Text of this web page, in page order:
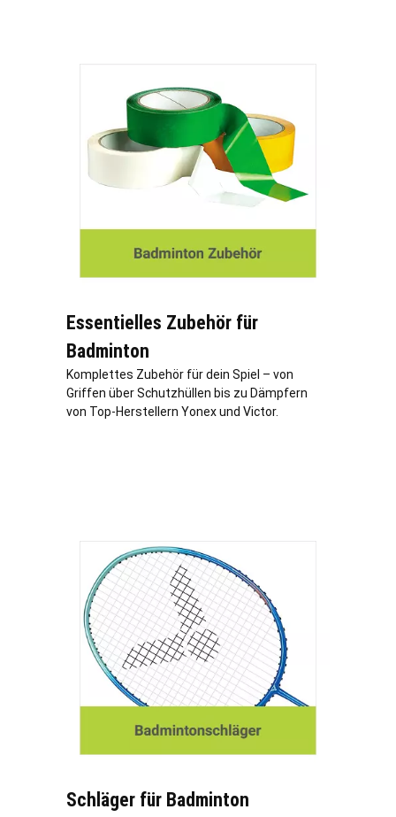
Essentielles Zubehör für
Badminton
Komplettes Zubehör für dein Spiel – von
Griffen über Schutzhüllen bis zu Dämpfern
von Top-Herstellern Yonex und Victor.
Schläger für Badminton